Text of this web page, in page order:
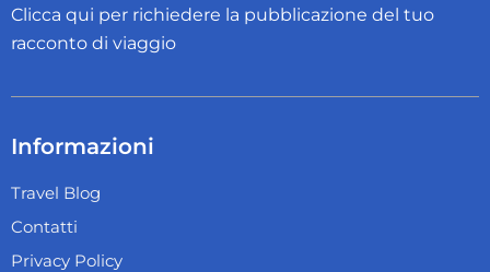
Clicca qui per richiedere la pubblicazione del tuo
racconto di viaggio
Informazioni
Travel Blog
Contatti
Privacy Policy